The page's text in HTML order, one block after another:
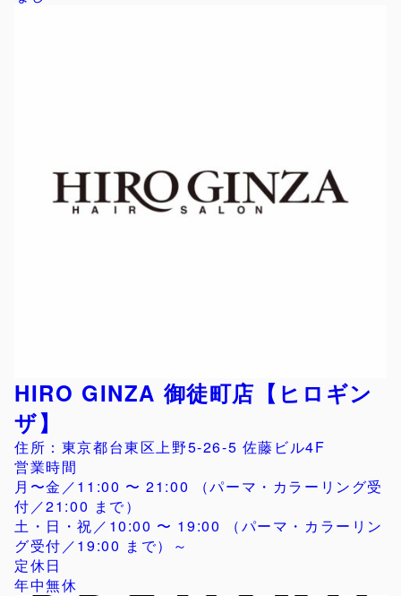
HIRO GINZA 御徒町店【ヒロギン
ザ】
住所：東京都台東区上野5-26-5 佐藤ビル4F
営業時間
月〜金／11:00 〜 21:00 （パーマ・カラーリング受
付／21:00 まで）
土・日・祝／10:00 〜 19:00 （パーマ・カラーリン
グ受付／19:00 まで）～
定休日
年中無休